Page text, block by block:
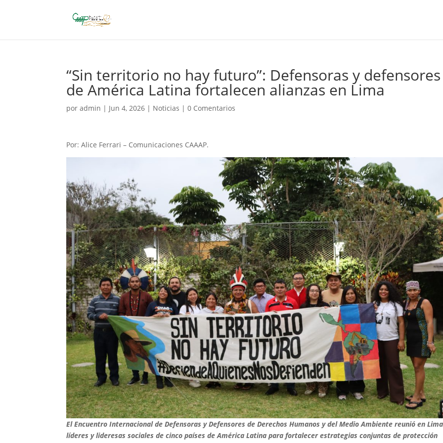
“Sin territorio no hay futuro”: Defensoras y defensores
de América Latina fortalecen alianzas en Lima
poradmin | Jun 4, 2026 | Noticias |0 Comentarios
Por: Alice Ferrari – Comunicaciones CAAAP.
El Encuentro Internacional de Defensoras y Defensores de Derechos Humanos y del Medio Ambiente reunió en
líderes y lideresas sociales de cinco países de América Latina para fortalecer estrategias conjuntas de protección